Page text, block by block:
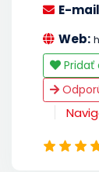
E-
Web: